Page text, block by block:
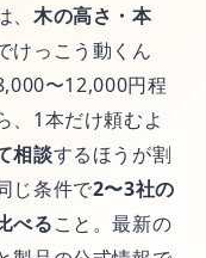
木の高さ・本
けっこう動くん
〜12,000円程
、1本だけ頼むよ
相談するほうが割
じ条件で2〜3社の
べること。最新の